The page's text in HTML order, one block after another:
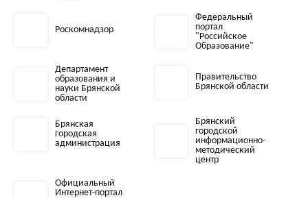
Роскомнадзор
Федеральный
портал
"Российское
Образование"
Департамент
образования и
науки Брянской
области
Правительство
Брянской области
Брянская
городская
администрация
Брянский
городской
информационно-
методический
центр
Официальный
Интернет-портал